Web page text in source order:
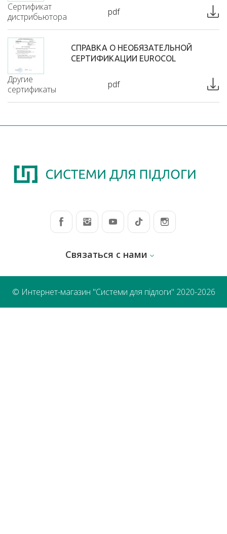
Сертификат
дистрибьютора
pdf
СПРАВКА О НЕОБЯЗАТЕЛЬНОЙ
СЕРТИФИКАЦИИ EUROCOL
Другие
сертификаты
pdf
Связаться с нами
© Интернет-магазин "Системи для підлоги" 2020-2026